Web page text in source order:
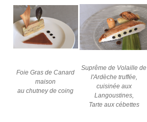
Foie Gras de Canard
maison
au chutney de coing
Suprême de Volaille de
l'Ardèche truffée,
cuisinée aux
Langoustines,
Tarte aux cébettes